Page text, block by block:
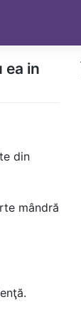
ea in
din
mândră